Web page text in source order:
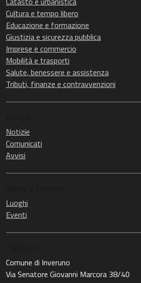
Cultura e tempo libero
Educazione e formazione
Giustizia e sicurezza pubblica
Imprese e commercio
Mobilità e trasporti
Salute, benessere e assistenza
Tributi, finanze e contravvenzioni
Notizie
Comunicati
Avvisi
Luoghi
Eventi
Comune di Inveruno
Via Senatore Giovanni Marcora 38/40